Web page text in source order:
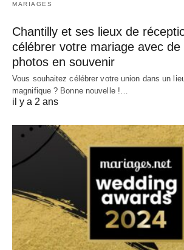
MARIAGES
Chantilly et ses lieux de
célébrer votre mariage avec de
photos en souvenir
Vous souhaitez célébrer votre union dans un
magnifique ? Bonne nouvelle !…
il y a 2 ans